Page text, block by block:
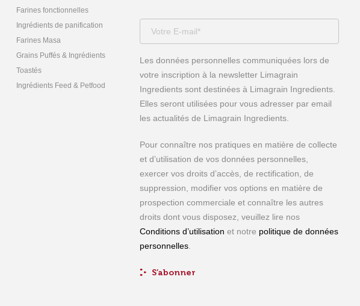
Farines fonctionnelles
Ingrédients de panification
Farines Masa
Grains Puffés & Ingrédients
Toastés
Ingrédients Feed & Petfood
Les données personnelles communiquées lors de
votre inscription à la newsletter Limagrain
Ingredients sont destinées à Limagrain Ingredients.
Elles seront utilisées pour vous adresser par email
les actualités de Limagrain Ingredients.
Pour connaître nos pratiques en matière de collecte
et d’utilisation de vos données personnelles,
exercer vos droits d’accès, de rectification, de
suppression, modifier vos options en matière de
prospection commerciale et connaître les autres
droits dont vous disposez, veuillez lire nos
Conditions d’utilisation et notre politique de données
personnelles.